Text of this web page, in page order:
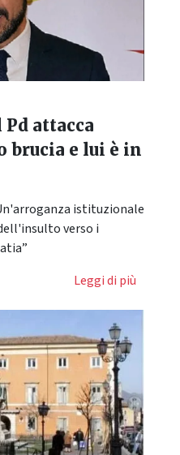
attacca
e lui è in
istituzionale
verso i
Leggi di più